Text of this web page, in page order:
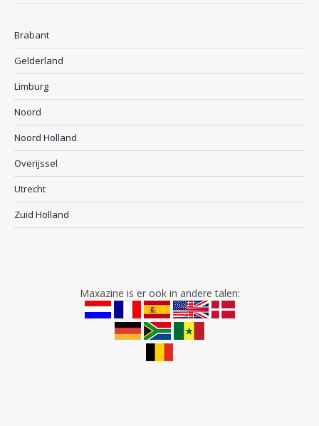
Brabant
Gelderland
Limburg
Noord
Noord Holland
Overijssel
Utrecht
Zuid Holland
Maxazine is er ook in andere talen: